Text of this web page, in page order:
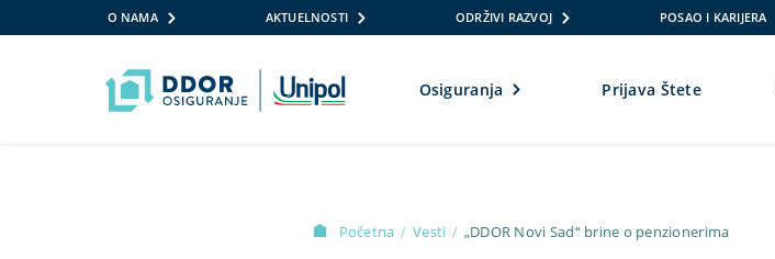
O NAMA AKTUELNOSTI ODRŽIVI RAZVOJ POSAO I KARIJERA
Osiguranja Prijava Štete
Početna / Vesti / „DDOR Novi Sad“ brine o penzionerima